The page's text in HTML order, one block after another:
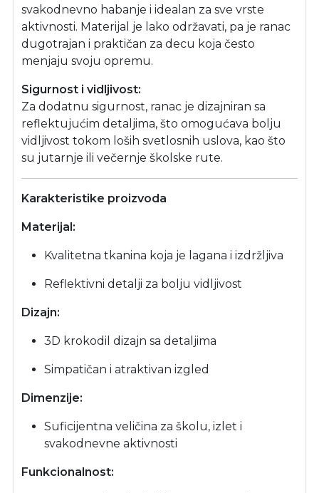
svakodnevno habanje i idealan za sve vrste
aktivnosti. Materijal je lako održavati, pa je ranac
dugotrajan i praktičan za decu koja često
menjaju svoju opremu.
Sigurnost i vidljivost:
Za dodatnu sigurnost, ranac je dizajniran sa
reflektujućim detaljima, što omogućava bolju
vidljivost tokom loših svetlosnih uslova, kao što
su jutarnje ili večernje školske rute.
Karakteristike proizvoda
Materijal:
Kvalitetna tkanina koja je lagana i izdržljiva
Reflektivni detalji za bolju vidljivost
Dizajn:
3D krokodil dizajn sa detaljima
Simpatičan i atraktivan izgled
Dimenzije:
Suficijentna veličina za školu, izlet i
svakodnevne aktivnosti
Funkcionalnost: